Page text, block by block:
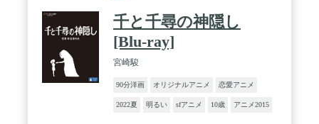
千と千尋の神隠し
[Blu-ray]
宮崎駿
90分洋画 オリジナルアニメ 恋愛アニメ
2022夏 明るい sfアニメ 10歳 アニメ2015